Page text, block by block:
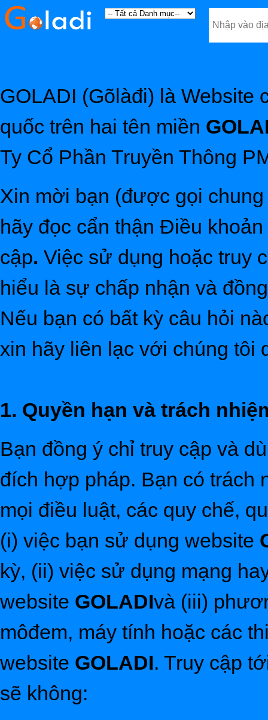
GOLADI (Gõlàđi) là Website
quốc trên hai tên miền
Ty Cổ Phần Truyền Thông
Xin mời bạn (được gọi
hãy đọc cẩn thận Điều
cập. Việc sử dụng hoặc truy
hiểu là sự chấp nhận và
Nếu bạn có bất kỳ câu hỏi
xin hãy liên lạc với chúng tôi
1. Quyền hạn và trách
Bạn đồng ý chỉ truy cập và
đích hợp pháp. Bạn có trách
mọi điều luật, các quy chế,
(i) việc bạn sử dụng website
kỳ, (ii) việc sử dụng mạng
website GOLADIvà (iii)
môđem, máy tính hoặc các
website GOLADI. Truy cập
sẽ không: